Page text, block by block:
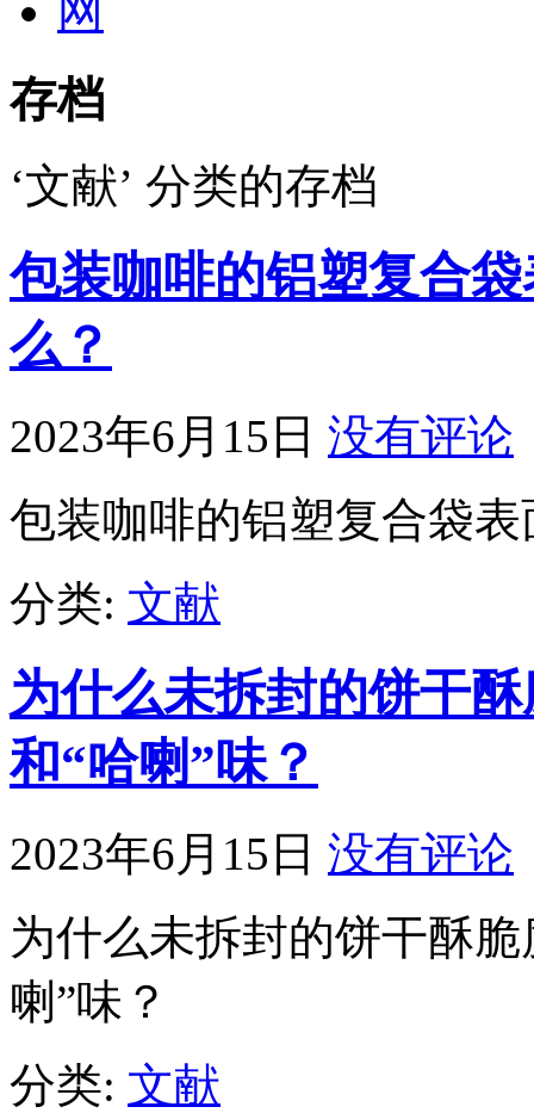
存档
‘文献’ 分类的存档
包装咖啡的铝塑复合
么？
2023年6月15日 没有评论
包装咖啡的铝塑复合袋
分类: 文献
为什么未拆封的饼干
和“哈喇”味？
2023年6月15日 没有评论
为什么未拆封的饼干酥
喇”味？
分类: 文献